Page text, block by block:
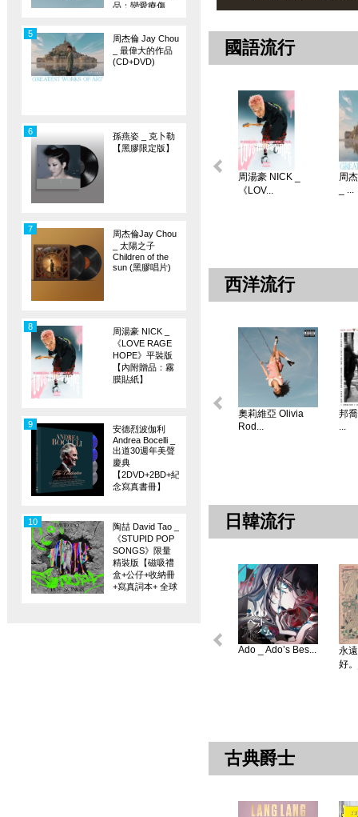
品：戀愛療傷
周杰倫 Jay Chou
_ 最偉大的作品
(CD+DVD)
5
孫燕姿 _ 克卜勒
【黑膠限定版】
6
周杰倫Jay Chou
_ 太陽之子
Children of the
sun (黑膠唱片)
7
周湯豪 NICK _
《LOVE RAGE
HOPE》平裝版
【內附贈品：霧
膜貼紙】
8
安德烈波伽利
Andrea Bocelli _
出道30週年美聲
慶典
【2DVD+2BD+紀
念寫真書冊】
9
陶喆 David Tao _
《STUPID POP
SONGS》限量
精裝版【磁吸禮
盒+公仔+收納冊
+寫真詞本+ 全球
10
國語流行
周湯豪 NICK _
《LOV...
周
_ ...
西洋流行
奧莉維亞 Olivia
Rod...
邦
...
日韓流行
Ado _ Ado’s Bes...
永
好
古典爵士